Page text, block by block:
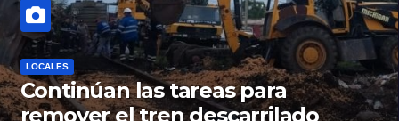
LOCALES
Continúan las tareas para
remover el tren descarrilado